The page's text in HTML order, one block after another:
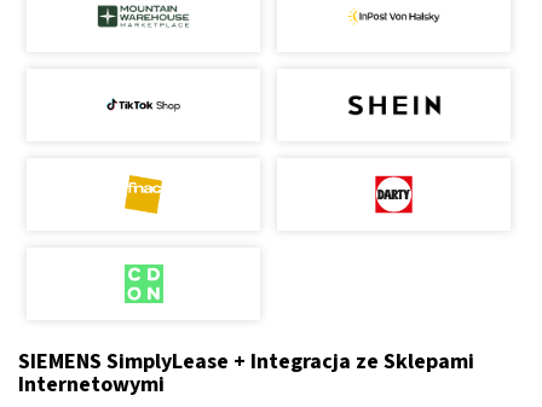
SIEMENS SimplyLease + Integracja ze Sklepami
Internetowymi